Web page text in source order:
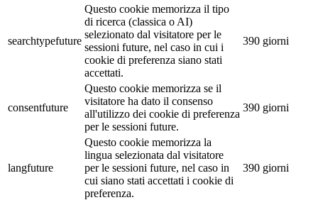
searchtypefuture
Questo cookie memorizza il tipo
di ricerca (classica o AI)
selezionato dal visitatore per le
sessioni future, nel caso in cui i
cookie di preferenza siano stati
accettati.
390 giorni
consentfuture
Questo cookie memorizza se il
visitatore ha dato il consenso
all'utilizzo dei cookie di preferenza
per le sessioni future.
390 giorni
langfuture
Questo cookie memorizza la
lingua selezionata dal visitatore
per le sessioni future, nel caso in
cui siano stati accettati i cookie di
preferenza.
390 giorni